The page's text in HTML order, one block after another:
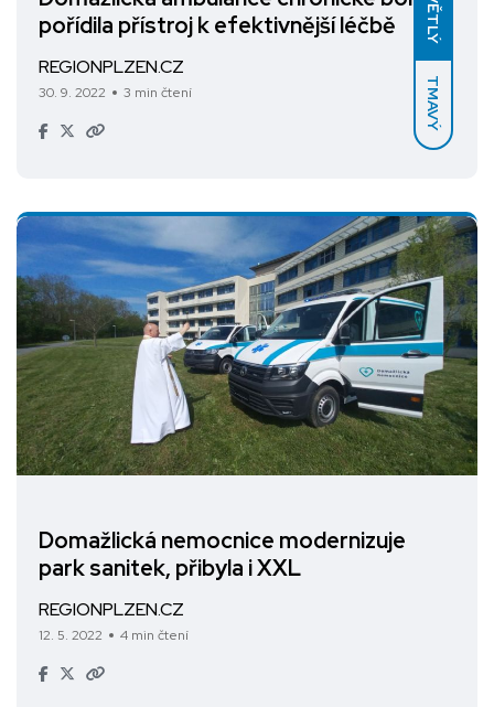
TMAVÝ
pořídila přístroj k efektivnější léčbě
REGIONPLZEN.CZ
30. 9. 2022 3 min čtení
Domažlická nemocnice modernizuje
park sanitek, přibyla i XXL
REGIONPLZEN.CZ
12. 5. 2022 4 min čtení